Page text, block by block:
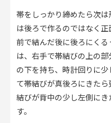
帯をしっかり締めたら次
は後ろで作るのではなく正
前で結んだ後に後ろにく
は、右手で帯結びの上の
の下を持ち、時計回りに
て帯結びが真後ろにきた
結びが背中の少し左側に
す。